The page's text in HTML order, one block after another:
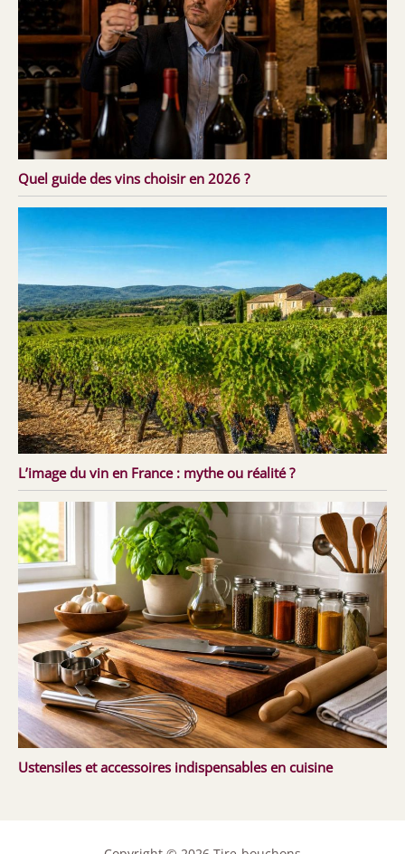
Quel guide des vins choisir en 2026 ?
L’image du vin en France : mythe ou réalité ?
Ustensiles et accessoires indispensables en cuisine